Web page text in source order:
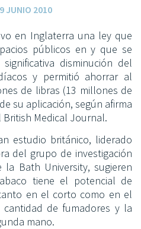
9 JUNIO 2010
en Inglaterra una ley que
públicos en y que se
disminución del
y permitió ahorrar al
de libras (13 millones de
su aplicación, según afirma
Medical Journal.
estudio británico, liderado
del grupo de investigación
Bath University, sugieren
tiene el potencial de
en el corto como en el
de fumadores y la
mano.